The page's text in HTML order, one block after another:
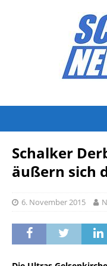
Schalker
äußern sich
6. November 2015